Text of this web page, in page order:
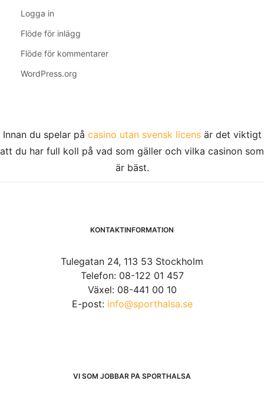
Logga in
Flöde för inlägg
Flöde för kommentarer
WordPress.org
Innan du spelar på casino utan svensk licensär det viktigt
att du har full koll på vad som gäller och vilka casinon som
är bäst.
KONTAKTINFORMATION
Tulegatan 24, 113 53 Stockholm
Telefon: 08-122 01 457
Växel: 08-441 00 10
E-post: info@sporthalsa.se
VI SOM JOBBAR PÅ SPORTHÄLSA